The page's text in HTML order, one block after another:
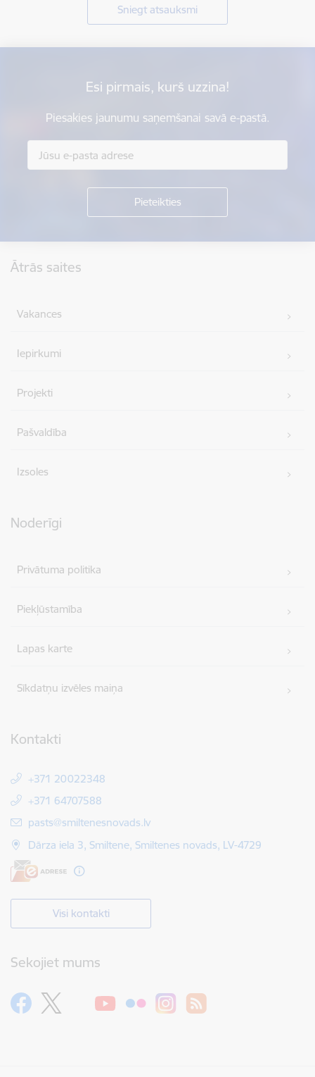
Sniegt atsauksmi
Esi pirmais, kurš uzzina!
Piesakies jaunumu saņemšanai savā e-pastā.
Ātrās saites
Vakances
Iepirkumi
Projekti
Pašvaldība
Izsoles
Noderīgi
Privātuma politika
Piekļūstamība
Lapas karte
Sīkdatņu izvēles maiņa
Kontakti
+371 20022348
+371 64707588
E-pasts:
pasts@smiltenesnovads.lv
Dārza iela 3, Smiltene, Smiltenes novads, LV-4729
Visi kontakti
Sekojiet mums